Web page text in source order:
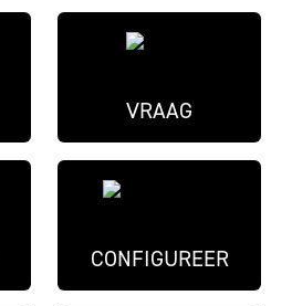
VRAAG
CONFIGUREER